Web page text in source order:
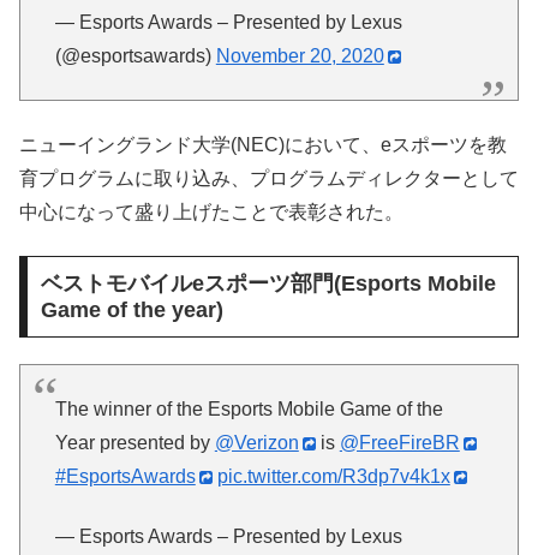
— Esports Awards – Presented by Lexus
(@esportsawards) November 20, 2020
ニューイングランド大学(NEC)において、eスポーツを教
育プログラムに取り込み、プログラムディレクターとして
中心になって盛り上げたことで表彰された。
ベストモバイルeスポーツ部門(Esports Mobile
Game of the year)
The winner of the Esports Mobile Game of the
Year presented by @Verizon is @FreeFireBR
#EsportsAwards
pic.twitter.com/R3dp7v4k1x
— Esports Awards – Presented by Lexus